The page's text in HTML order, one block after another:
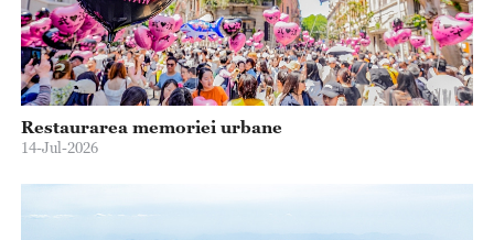
Restaurarea memoriei urbane
14-Jul-2026